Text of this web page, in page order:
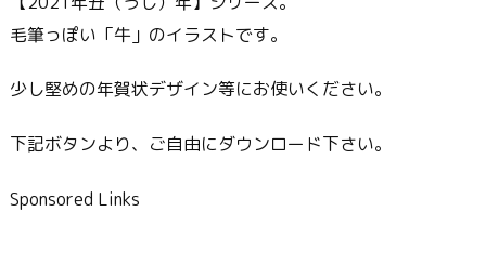
毛筆っぽい「牛」のイラストです。
少し堅めの年賀状デザイン等にお使いください。
下記ボタンより、ご自由にダウンロード下さい。
Sponsored Links